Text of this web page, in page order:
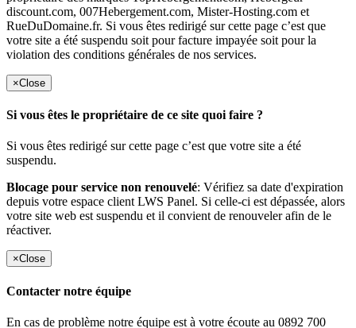
discount.com, 007Hebergement.com, Mister-Hosting.com et
RueDuDomaine.fr. Si vous êtes redirigé sur cette page c’est que
votre site a été suspendu soit pour facture impayée soit pour la
violation des conditions générales de nos services.
×Close
Si vous êtes le propriétaire de ce site quoi faire ?
Si vous êtes redirigé sur cette page c’est que votre site a été
suspendu.
Blocage pour service non renouvelé: Vérifiez sa date d'expiration
depuis votre espace client LWS Panel. Si celle-ci est dépassée, alors
votre site web est suspendu et il convient de renouveler afin de le
réactiver.
×Close
Contacter notre équipe
En cas de problème notre équipe est à votre écoute au 0892 700